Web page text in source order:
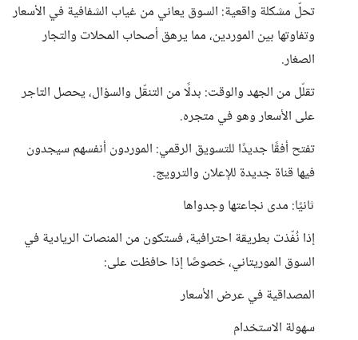
تحلّ مشكلة واقعية: السوق يعاني من غياب الشفافية في الأسعار
وتفاوتها بين الموردين، مما يرهق أصحاب المحلات والتجار
الصغار.
تقلّل من الجهد والوقت: بدلًا من التنقّل والسؤال، يحصل التاجر
على الأسعار وهو في متجره.
تفتح أفقًا جديدًا للتسويق الرقمي: الموردون أنفسهم سيجدون
فيها قناة جديدة للإعلان والترويج.
ثانيًا: مدى نجاعتها وجدواها
إذا نُفّذت بطريقة احترافية، فستكون من المنصات الريادية في
السوق الموريتاني، خصوصًا إذا حافظت على:
المصداقية في عرض الأسعار
سهولة الاستخدام